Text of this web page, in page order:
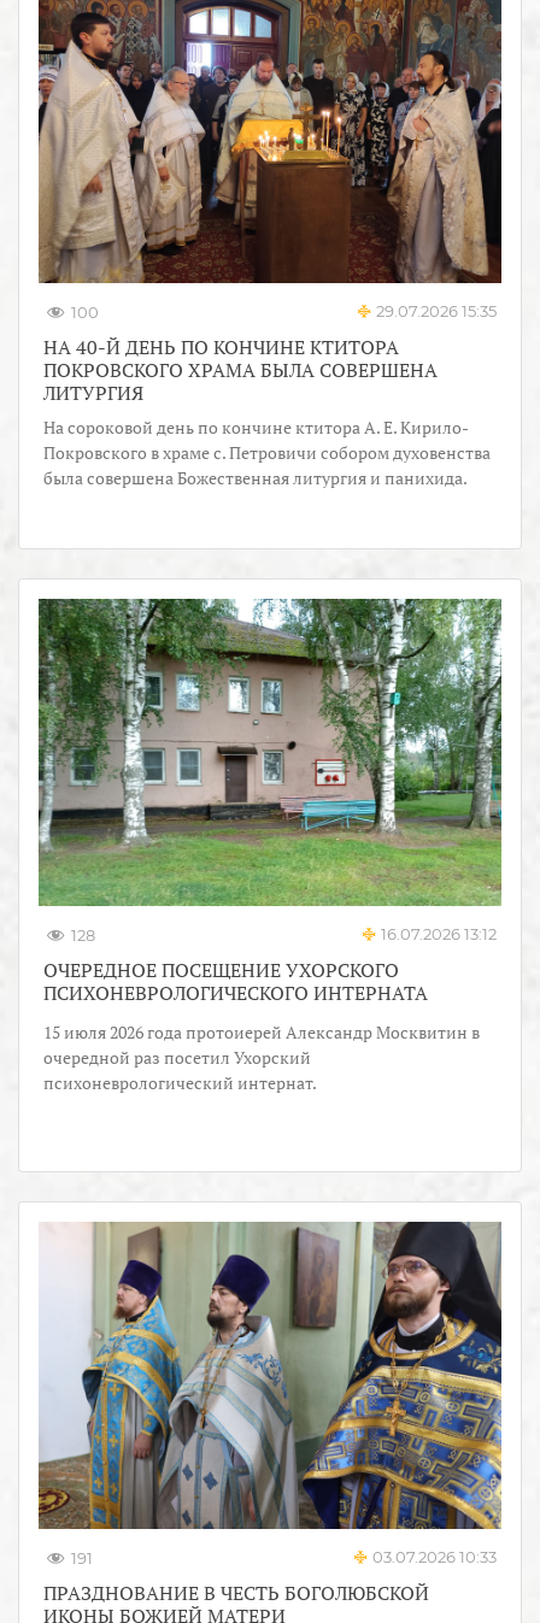
100 29.07.2026 15:35
НА 40-Й ДЕНЬ ПО КОНЧИНЕ КТИТОРА
ПОКРОВСКОГО ХРАМА БЫЛА СОВЕРШЕНА
ЛИТУРГИЯ
На сороковой день по кончине ктитора А. Е. Кирило-
Покровского в храме с. Петровичи собором духовенства
была совершена Божественная литургия и панихида.
128 16.07.2026 13:12
ОЧЕРЕДНОЕ ПОСЕЩЕНИЕ УХОРСКОГО
ПСИХОНЕВРОЛОГИЧЕСКОГО ИНТЕРНАТА
15 июля 2026 года протоиерей Александр Москвитин в
очередной раз посетил Ухорский
психоневрологический интернат.
191 03.07.2026 10:33
ПРАЗДНОВАНИЕ В ЧЕСТЬ БОГОЛЮБСКОЙ
ИКОНЫ БОЖИЕЙ МАТЕРИ